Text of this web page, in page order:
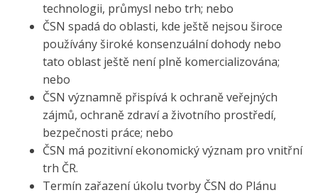
technologii, průmysl nebo trh; nebo
ČSN spadá do oblasti, kde ještě nejsou široce
používány široké konsenzuální dohody nebo
tato oblast ještě není plně komercializována;
nebo
ČSN významně přispívá k ochraně veřejných
zájmů, ochraně zdraví a životního prostředí,
bezpečnosti práce; nebo
ČSN má pozitivní ekonomický význam pro vnitřní
trh ČR.
Termín zařazení úkolu tvorby ČSN do Plánu